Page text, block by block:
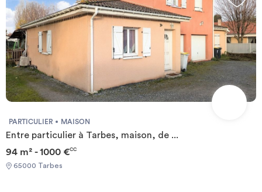
PARTICULIER MAISON
Entre particulier à Tarbes, maison, de ...
94 m² - 1000 €CC
65000 Tarbes